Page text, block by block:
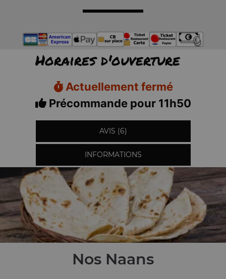
Horaires d'ouverture
Actuellement fermé
Précommande pour 11h50
AVIS (6)
INFORMATIONS
Nos Naans